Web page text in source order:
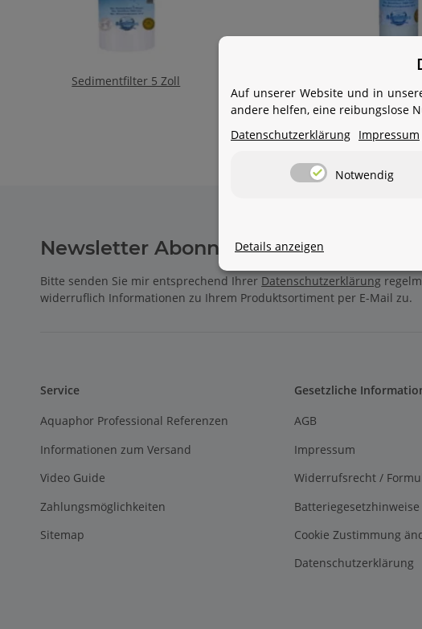
Sedimentfilter 5 Zoll
Newsletter Abonnieren
Bitte senden Sie mir entsprechend Ihrer Datenschutzerklärung
widerruflich Informationen zu Ihrem Produktsortiment per E-Mail zu.
Service
Aquaphor Professional Referenzen
Informationen zum Versand
Video Guide
Zahlungsmöglichkeiten
Sitemap
Gesetzliche
AGB
Impressum
Widerrufsrecht /
Batteriegesetzhinweise
Cookie Zustimmung
Datenschutzerklärung
Auf unserer Website und in
andere helfen, eine reibungslose
Datenschutzerklärung Impressum
Notwendig
Details anzeigen